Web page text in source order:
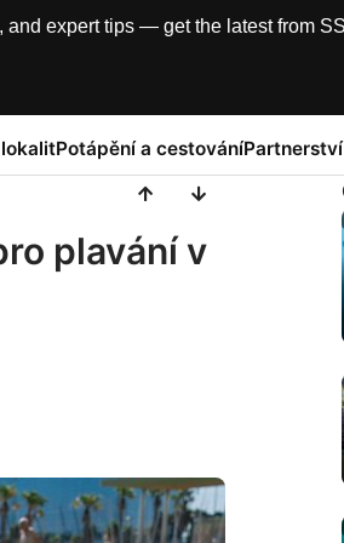
expert tips — get the latest from
Potápění a cestováníPartnerství
plavání v